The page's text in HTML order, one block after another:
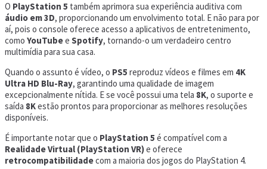
O PlayStation 5 também aprimora sua experiência auditiva com
áudio em 3D, proporcionando um envolvimento total. E não para por
aí, pois o console oferece acesso a aplicativos de entretenimento,
como YouTubee Spotify, tornando-o um verdadeiro centro
multimídia para sua casa.
Quando o assunto é vídeo, o PS5 reproduz vídeos e filmes em 4K
Ultra HD Blu-Ray, garantindo uma qualidade de imagem
excepcionalmente nítida. E se você possui uma tela 8K, o suporte e
saída 8Kestão prontos para proporcionar as melhores resoluções
disponíveis.
É importante notar que o PlayStation 5 é compatível com a
Realidade Virtual (PlayStation VR)e oferece
retrocompatibilidadecom a maioria dos jogos do PlayStation 4.